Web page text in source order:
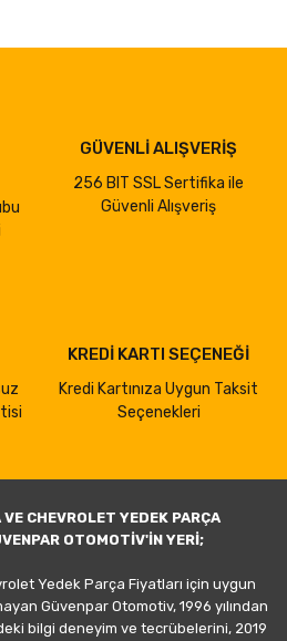
GÜVENLİ ALIŞVERİŞ
256 BIT SSL Sertifika ile
Güvenli Alışveriş
KREDİ KARTI SEÇENEĞİ
Kredi Kartınıza Uygun Taksit
Seçenekleri
CHEVROLET YEDEK PARÇA
OTOMOTİV'İN YERİ;
Yedek Parça Fiyatları için uygun
Güvenpar Otomotiv, 1996 yılından
bilgi deneyim ve tecrübelerini, 2019